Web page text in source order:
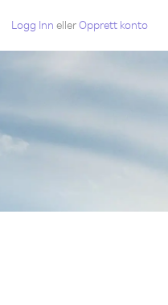
Logg Inn ellerOpprett konto